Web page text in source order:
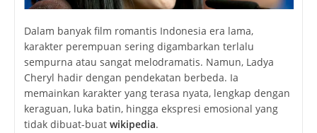
Dalam banyak film romantis Indonesia era lama,
karakter perempuan sering digambarkan terlalu
sempurna atau sangat melodramatis. Namun, Ladya
Cheryl hadir dengan pendekatan berbeda. Ia
memainkan karakter yang terasa nyata, lengkap dengan
keraguan, luka batin, hingga ekspresi emosional yang
tidak dibuat-buat wikipedia.